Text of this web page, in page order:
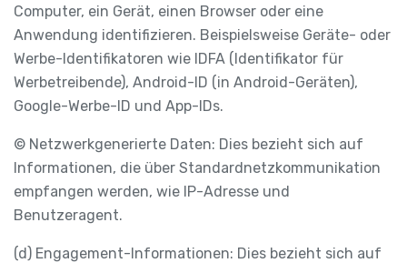
Computer, ein Gerät, einen Browser oder eine
Anwendung identifizieren. Beispielsweise Geräte- oder
Werbe-Identifikatoren wie IDFA (Identifikator für
Werbetreibende), Android-ID (in Android-Geräten),
Google-Werbe-ID und App-IDs.
© Netzwerkgenerierte Daten: Dies bezieht sich auf
Informationen, die über Standardnetzkommunikation
empfangen werden, wie IP-Adresse und
Benutzeragent.
(d) Engagement-Informationen: Dies bezieht sich auf